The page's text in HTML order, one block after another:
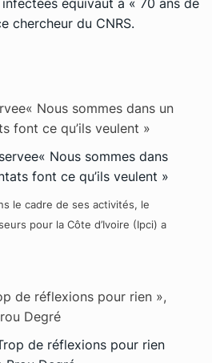
chercheur du CNRS.
Nous sommes dans un
font ce qu’ils veulent »
le cadre de ses activités, le
pour la Côte d’Ivoire (Ipci) a
de réflexions pour rien »,
Degré